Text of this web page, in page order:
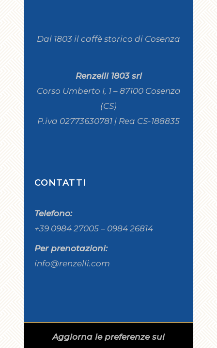
Dal 1803 il caffè storico di Cosenza
Renzelli 1803 srl
Corso Umberto I, 1 – 87100 Cosenza
(CS)
P.iva 02773630781 | Rea CS-188835
CONTATTI
Telefono:
+39 0984 27005 – 0984 26814
Per prenotazioni:
info@renzelli.com
Aggiorna le preferenze sui